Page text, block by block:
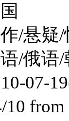
疑/
语/
07-
from